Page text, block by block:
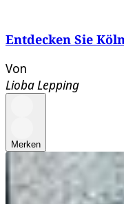
Entdecken Sie
Von
Lioba Lepping
Merken